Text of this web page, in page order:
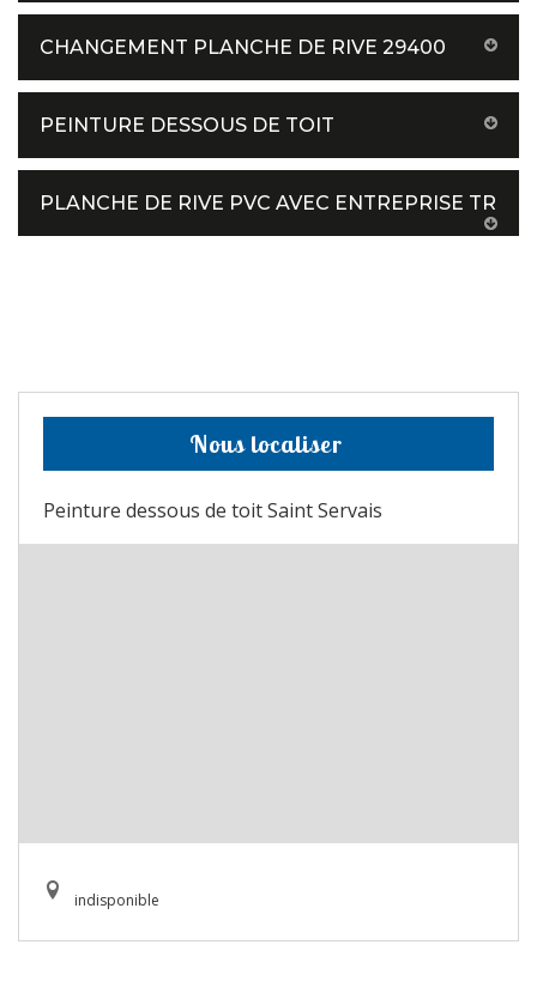
CHANGEMENT PLANCHE DE RIVE 29400
PEINTURE DESSOUS DE TOIT
PLANCHE DE RIVE PVC AVEC ENTREPRISE TR
Nous localiser
Peinture dessous de toit Saint Servais
indisponible